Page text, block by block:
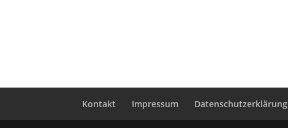
Kontakt Impressum Datenschutzerklärung